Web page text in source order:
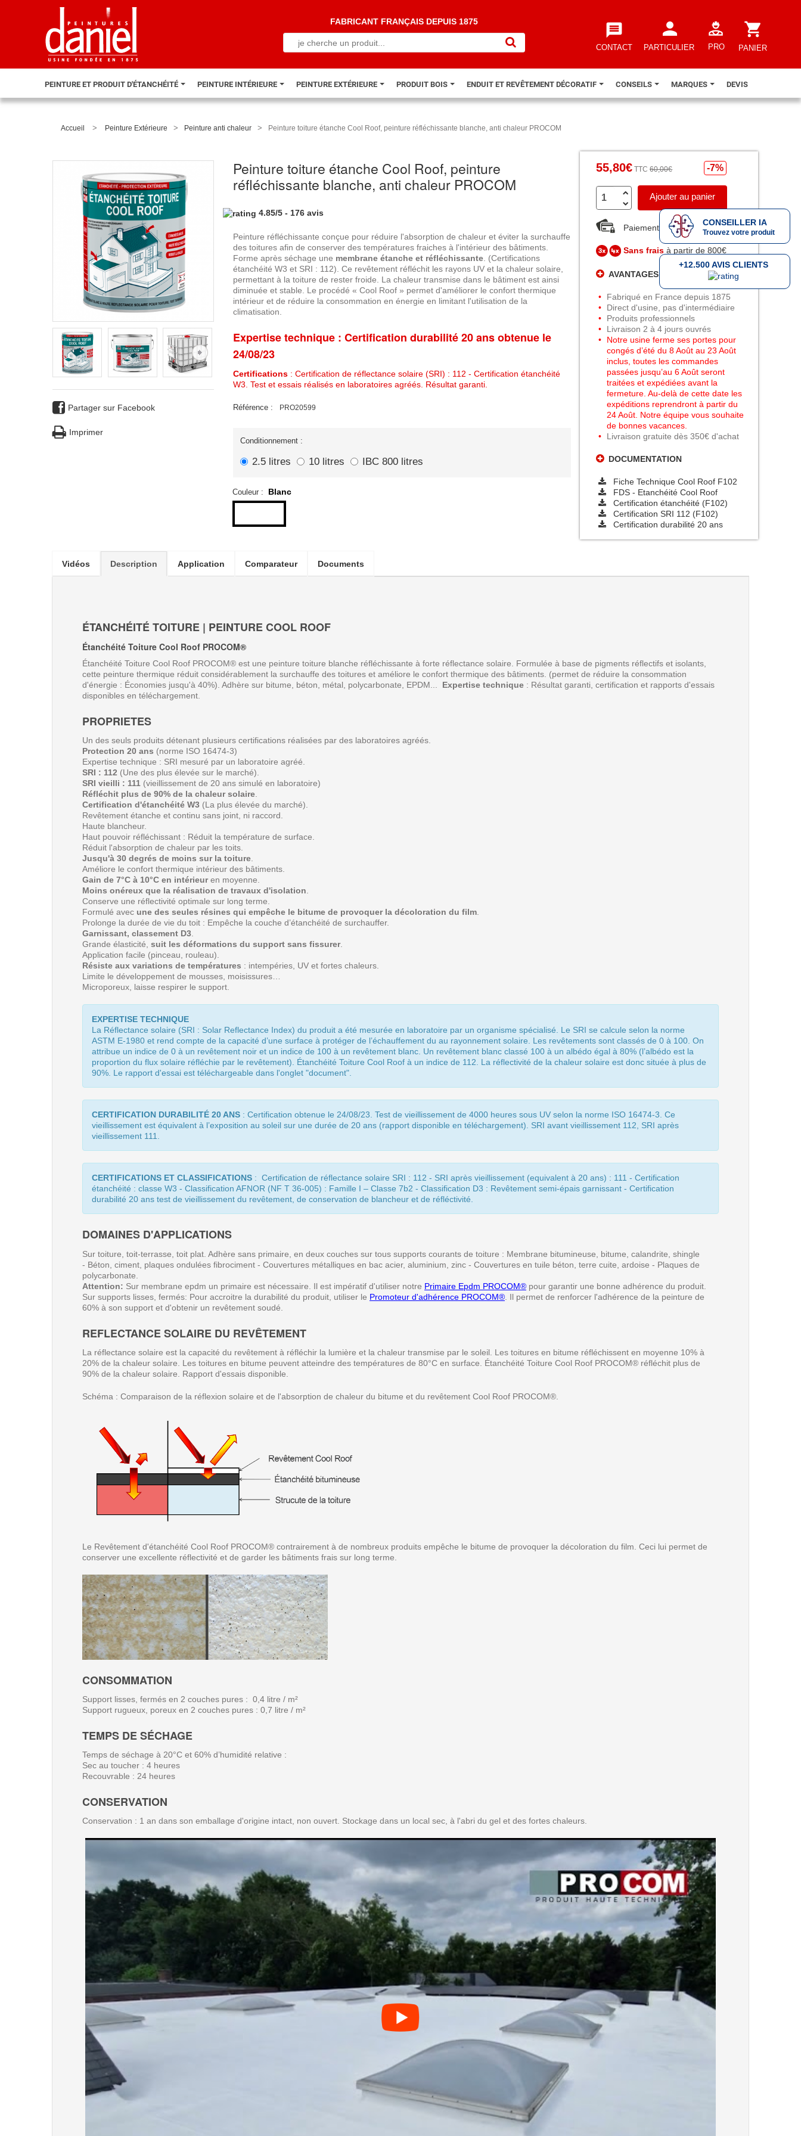
message
CONTACT
person
PARTICULIER PRO
FABRICANT FRANÇAIS DEPUIS 1875 shopping_cart
PANIER
PEINTURE ET PRODUIT D'ÉTANCHÉITÉ PEINTURE INTÉRIEURE PEINTURE EXTÉRIEURE PRODUIT BOIS ENDUIT ET REVÊTEMENT DÉCORATIF CONSEILS MARQUES DEVIS
Accueil > Peinture Extérieure > Peinture anti chaleur > Peinture toiture étanche Cool Roof, peinture réfléchissante blanche, anti chaleur PROCOM
Partager sur Facebook
Imprimer
Peinture toiture étanche Cool Roof, peinture
réfléchissante blanche, anti chaleur PROCOM
4.85/5 - 176 avis
Peinture réfléchissante conçue pour réduire l'absorption de chaleur et éviter la surchauffe
des toitures afin de conserver des températures fraiches à l'intérieur des bâtiments.
Forme après séchage une membrane étanche et réfléchissante. (Certifications
étanchéité W3 et SRI : 112). Ce revêtement réfléchit les rayons UV et la chaleur solaire,
permettant à la toiture de rester froide. La chaleur transmise dans le bâtiment est ainsi
diminuée et stable. Le procédé « Cool Roof » permet d'améliorer le confort thermique
intérieur et de réduire la consommation en énergie en limitant l'utilisation de la
climatisation.
Expertise technique : Certification durabilité 20 ans obtenue le
24/08/23
Certifications : Certification de réflectance solaire (SRI) : 112 - Certification étanchéité
W3. Test et essais réalisés en laboratoires agréés. Résultat garanti.
Référence : PRO20599
Conditionnement :
2.5 litres 10 litres IBC 800 litres
Couleur : Blanc
55,80€ TTC 60,00€ -7%
Ajouter au panier
Paiement sécurisé
Sans fraisà partir de 800€
AVANTAGES PEINTURES DANIEL
Fabriqué en France depuis 1875
Direct d'usine, pas d'intermédiaire
Produits professionnels
Livraison 2 à 4 jours ouvrés
Notre usine ferme ses portes pour
congés d’été du 8 Août au 23 Août
inclus, toutes les commandes
passées jusqu’au 6 Août seront
traitées et expédiées avant la
fermeture. Au-delà de cette date les
expéditions reprendront à partir du
24 Août. Notre équipe vous souhaite
de bonnes vacances.
Livraison gratuite dès 350€ d'achat
DOCUMENTATION
Fiche Technique Cool Roof F102
FDS - Etanchéité Cool Roof
Certification étanchéité (F102)
Certification SRI 112 (F102)
Certification durabilité 20 ans
Vidéos Description Application Comparateur Documents
ÉTANCHÉITÉ TOITURE | PEINTURE COOL ROOF
Étanchéité Toiture Cool Roof PROCOM®
Étanchéité Toiture Cool Roof PROCOM® est une peinture toiture blanche réfléchissante à forte réflectance solaire. Formulée à base de pigments réflectifs et isolants,
cette peinture thermique réduit considérablement la surchauffe des toitures et améliore le confort thermique des bâtiments. (permet de réduire la consommation
d'énergie : Économies jusqu'à 40%). Adhère sur bitume, béton, métal, polycarbonate, EPDM... Expertise technique : Résultat garanti, certification et rapports d'essais
disponibles en téléchargement.
PROPRIETES
Un des seuls produits détenant plusieurs certifications réalisées par des laboratoires agréés.
Protection 20 ans (norme ISO 16474-3)
Expertise technique : SRI mesuré par un laboratoire agréé.
SRI : 112 (Une des plus élevée sur le marché).
SRI vieilli : 111 (vieillissement de 20 ans simulé en laboratoire)
Réfléchit plus de 90% de la chaleur solaire.
Certification d'étanchéité W3 (La plus élevée du marché).
Revêtement étanche et continu sans joint, ni raccord.
Haute blancheur.
Haut pouvoir réfléchissant : Réduit la température de surface.
Réduit l'absorption de chaleur par les toits.
Jusqu'à 30 degrés de moins sur la toiture.
Améliore le confort thermique intérieur des bâtiments.
Gain de 7°C à 10°C en intérieuren moyenne.
Moins onéreux que la réalisation de travaux d'isolation.
Conserve une réflectivité optimale sur long terme.
Formulé avec une des seules résines qui empêche le bitume de provoquer la décoloration du film.
Prolonge la durée de vie du toit : Empêche la couche d’étanchéité de surchauffer.
Garnissant, classement D3.
Grande élasticité, suit les déformations du support sans fissurer.
Application facile (pinceau, rouleau).
Résiste aux variations de températures : intempéries, UV et fortes chaleurs.
Limite le développement de mousses, moisissures…
Microporeux, laisse respirer le support.
EXPERTISE TECHNIQUE
La Réflectance solaire (SRI : Solar Reflectance Index) du produit a été mesurée en laboratoire par un organisme spécialisé. Le SRI se calcule selon la norme
ASTM E-1980 et rend compte de la capacité d’une surface à protéger de l’échauffement du au rayonnement solaire. Les revêtements sont classés de 0 à 100. On
attribue un indice de 0 à un revêtement noir et un indice de 100 à un revêtement blanc. Un revêtement blanc classé 100 à un albédo égal à 80% (l’albédo est la
proportion du flux solaire réfléchie par le revêtement). Étanchéité Toiture Cool Roof à un indice de 112. La réflectivité de la chaleur solaire est donc située à plus de
90%. Le rapport d'essai est téléchargeable dans l'onglet "document".
CERTIFICATION DURABILITÉ 20 ANS : Certification obtenue le 24/08/23. Test de vieillissement de 4000 heures sous UV selon la norme ISO 16474-3. Ce
vieillissement est équivalent à l’exposition au soleil sur une durée de 20 ans (rapport disponible en téléchargement). SRI avant vieillissement 112, SRI après
vieillissement 111.
CERTIFICATIONS ET CLASSIFICATIONS : Certification de réflectance solaire SRI : 112 - SRI après vieillissement (equivalent à 20 ans) : 111 - Certification
étanchéité : classe W3 - Classification AFNOR (NF T 36-005) : Famille I – Classe 7b2 - Classification D3 : Revêtement semi-épais garnissant - Certification
durabilité 20 ans test de vieillissement du revêtement, de conservation de blancheur et de réfléctivité.
DOMAINES D'APPLICATIONS
Sur toiture, toit-terrasse, toit plat. Adhère sans primaire, en deux couches sur tous supports courants de toiture : Membrane bitumineuse, bitume, calandrite, shingle
- Béton, ciment, plaques ondulées fibrociment - Couvertures métalliques en bac acier, aluminium, zinc - Couvertures en tuile béton, terre cuite, ardoise - Plaques de
polycarbonate.
Attention: Sur membrane epdm un primaire est nécessaire. Il est impératif d'utiliser notre Primaire Epdm PROCOM® pour garantir une bonne adhérence du produit.
Sur supports lisses, fermés: Pour accroitre la durabilité du produit, utiliser le Promoteur d'adhérence PROCOM®. Il permet de renforcer l'adhérence de la peinture de
60% à son support et d'obtenir un revêtement soudé.
REFLECTANCE SOLAIRE DU REVÊTEMENT
La réflectance solaire est la capacité du revêtement à réfléchir la lumière et la chaleur transmise par le soleil. Les toitures en bitume réfléchissent en moyenne 10% à
20% de la chaleur solaire. Les toitures en bitume peuvent atteindre des températures de 80°C en surface. Étanchéité Toiture Cool Roof PROCOM® réfléchit plus de
90% de la chaleur solaire. Rapport d'essais disponible.
Schéma : Comparaison de la réflexion solaire et de l'absorption de chaleur du bitume et du revêtement Cool Roof PROCOM®.
Le Revêtement d'étanchéité Cool Roof PROCOM® contrairement à de nombreux produits empêche le bitume de provoquer la décoloration du film. Ceci lui permet de
conserver une excellente réflectivité et de garder les bâtiments frais sur long terme.
CONSOMMATION
Support lisses, fermés en 2 couches pures : 0,4 litre / m²
Support rugueux, poreux en 2 couches pures : 0,7 litre / m²
TEMPS DE SÉCHAGE
Temps de séchage à 20°C et 60% d’humidité relative :
Sec au toucher : 4 heures
Recouvrable : 24 heures
CONSERVATION
Conservation : 1 an dans son emballage d'origine intact, non ouvert. Stockage dans un local sec, à l'abri du gel et des fortes chaleurs.
+12.500 AVIS CLIENTS
CONSEILLER IA
Trouvez votre produit